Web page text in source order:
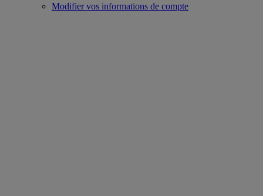
Modifier vos informations de compte